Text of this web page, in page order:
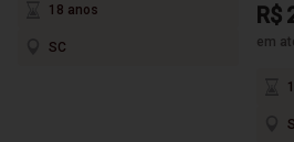
18 anos
SC
R$
em